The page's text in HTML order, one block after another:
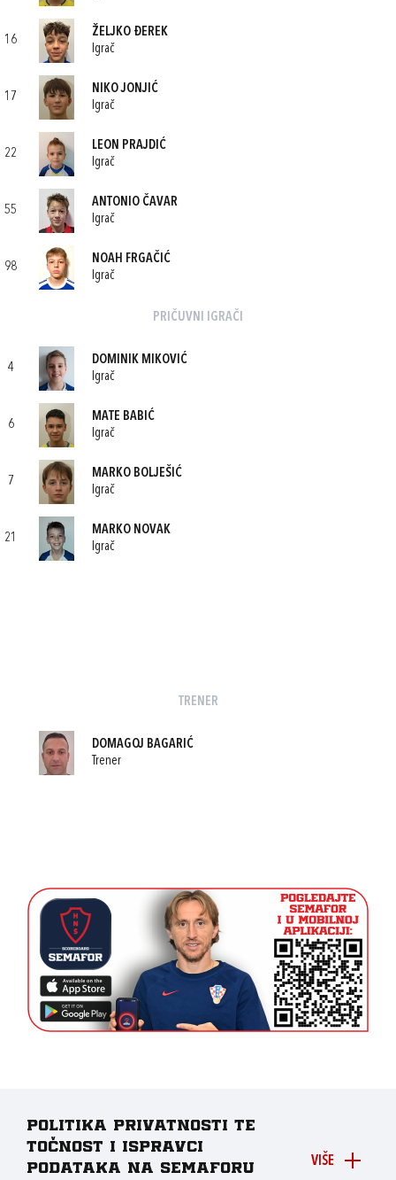
16
ŽELJKO ĐEREK
Igrač
17
NIKO JONJIĆ
Igrač
22
LEON PRAJDIĆ
Igrač
55
ANTONIO ČAVAR
Igrač
98
NOAH FRGAČIĆ
Igrač
PRIČUVNI IGRAČI
4
DOMINIK MIKOVIĆ
Igrač
6
MATE BABIĆ
Igrač
7
MARKO BOLJEŠIĆ
Igrač
21
MARKO NOVAK
Igrač
TRENER
DOMAGOJ BAGARIĆ
Trener
VIŠE
Politika privatnosti te
točnost i ispravci
podataka na Semaforu